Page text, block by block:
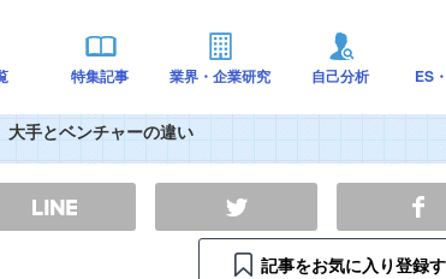
特集記事 業界・企業研究 自己分析 ES
大手とベンチャーの違い
記事をお気に入り登録